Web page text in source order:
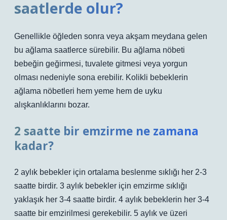
saatlerde olur?
Genellikle öğleden sonra veya akşam meydana gelen
bu ağlama saatlerce sürebilir. Bu ağlama nöbeti
bebeğin geğirmesi, tuvalete gitmesi veya yorgun
olması nedeniyle sona erebilir. Kolikli bebeklerin
ağlama nöbetleri hem yeme hem de uyku
alışkanlıklarını bozar.
2 saatte bir emzirme ne zamana
kadar?
2 aylık bebekler için ortalama beslenme sıklığı her 2-3
saatte birdir. 3 aylık bebekler için emzirme sıklığı
yaklaşık her 3-4 saatte birdir. 4 aylık bebeklerin her 3-4
saatte bir emzirilmesi gerekebilir. 5 aylık ve üzeri